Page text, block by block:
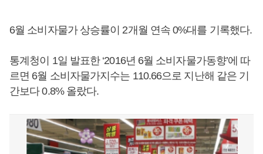
6월 소비자물가 상승률이 2개월 연속 0%대를 기록했다.
통계청이 1일 발표한 ‘2016년 6월 소비자물가동향’에 따
르면 6월 소비자물가지수는 110.66으로 지난해 같은 기
간보다 0.8% 올랐다.